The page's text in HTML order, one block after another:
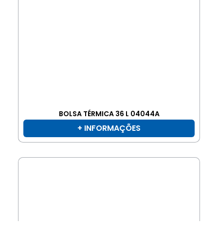
BOLSA TÉRMICA 36 L 04044A
+ INFORMAÇÕES